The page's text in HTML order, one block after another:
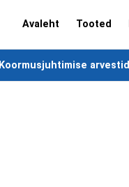
Avaleht Tooted
Koormusjuhtimise arvestid